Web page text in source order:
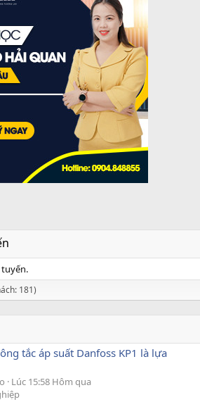
181)
tắc áp suất Danfoss KP1 là lựa
Lúc 15:58 Hôm qua